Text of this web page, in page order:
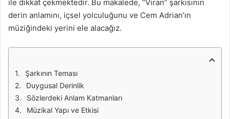
ile dikkat çekmektedir. Bu makalede, “Viran” şarkısının
derin anlamını, içsel yolculuğunu ve Cem Adrian’ın
müziğindeki yerini ele alacağız.
Şarkının Teması
Duygusal Derinlik
Sözlerdeki Anlam Katmanları
Müzikal Yapı ve Etkisi